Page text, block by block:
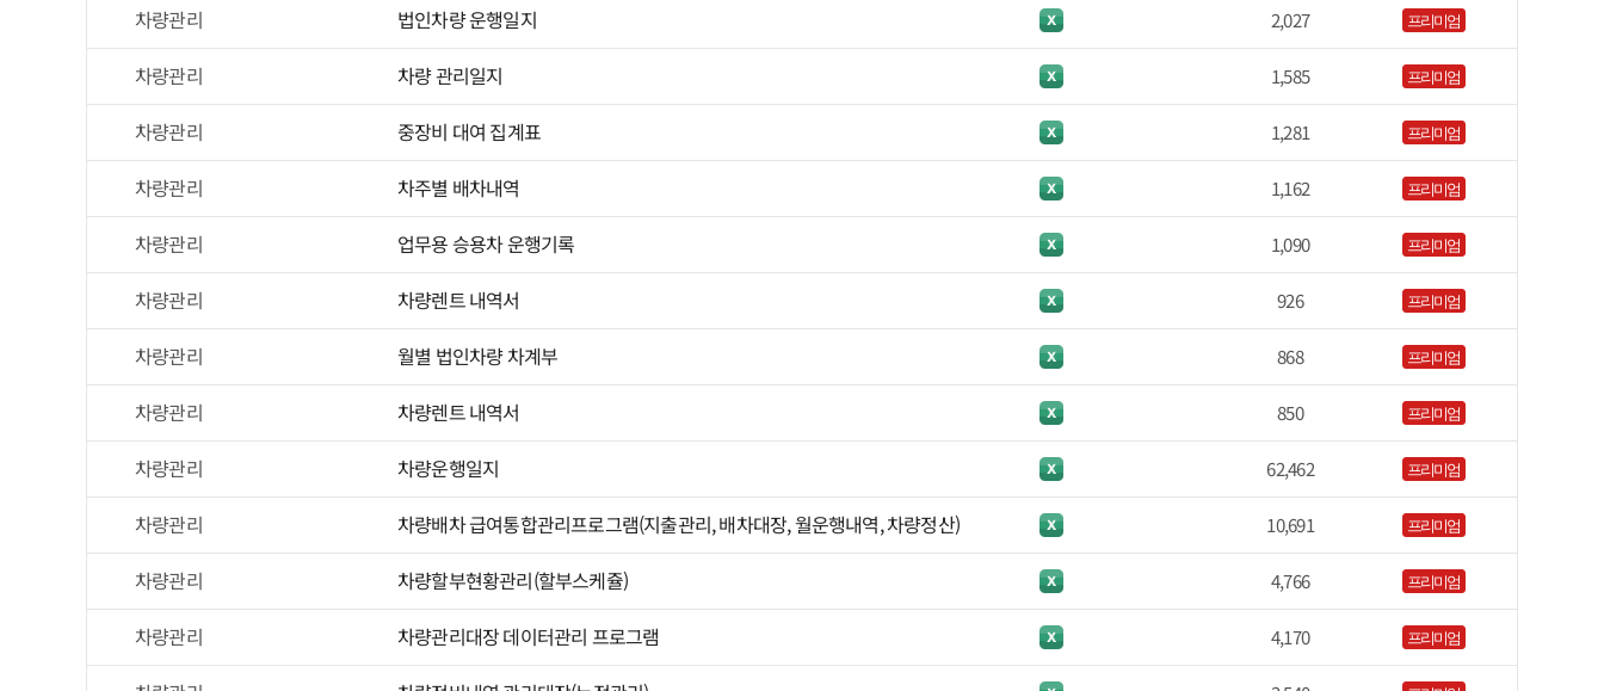
차량관리 법인차량 운행일지 2,027 프리미엄
차량관리 차량 관리일지 1,585 프리미엄
차량관리 중장비 대여 집계표 1,281 프리미엄
차량관리 차주별 배차내역 1,162 프리미엄
차량관리 업무용 승용차 운행기록 1,090 프리미엄
차량관리 차량렌트 내역서 926 프리미엄
차량관리 월별 법인차량 차계부 868 프리미엄
차량관리 차량렌트 내역서 850 프리미엄
차량관리 차량운행일지 62,462 프리미엄
차량관리 차량배차 급여통합관리프로그램(지출관리, 배차대장, 월운행내역, 차량정산) 10,691 프리미엄
차량관리 차량할부현황관리(할부스케쥴) 4,766 프리미엄
차량관리 차량관리대장 데이터관리 프로그램 4,170 프리미엄